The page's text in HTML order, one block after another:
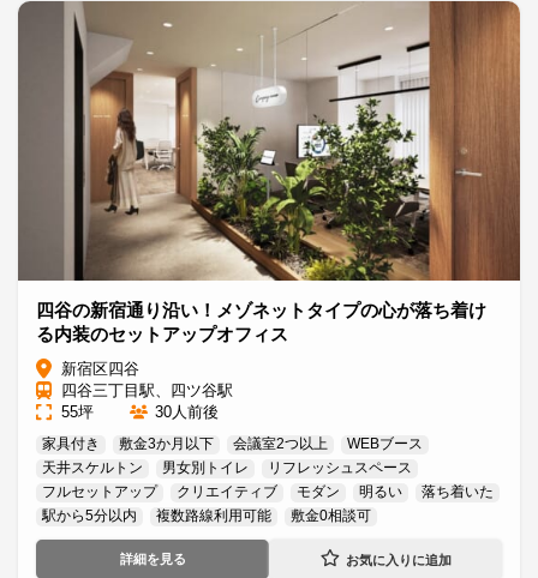
四谷の新宿通り沿い！メゾネットタイプの心が落ち着け
る内装のセットアップオフィス
新宿区四谷
四谷三丁目駅、四ツ谷駅
55坪
30人前後
家具付き 敷金3か月以下 会議室2つ以上
WEBブース
天井スケルトン
男女別トイレ
リフレッシュスペース
フルセットアップ
クリエイティブ モダン 明るい
落ち着いた
駅から5分以内
複数路線利用可能 敷金0相談可
詳細を見る